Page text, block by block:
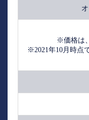
※価格は
※2021年10月時点